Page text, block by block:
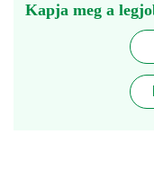
Kapja meg a